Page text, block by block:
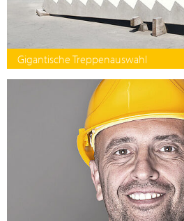
Gigantische Treppenauswahl